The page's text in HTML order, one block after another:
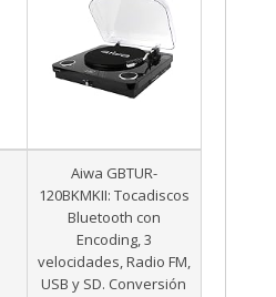
Aiwa GBTUR-
120BKMKII: Tocadiscos
Bluetooth con
Encoding, 3
velocidades, Radio FM,
USB y SD. Conversión